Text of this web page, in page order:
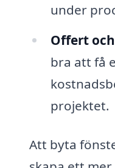
under
Offert
bra att få
projektet.
Att byta